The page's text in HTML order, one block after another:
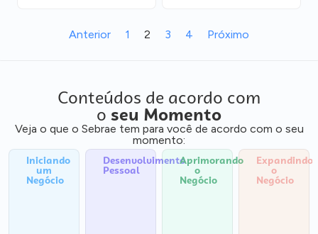
Anterior 1 2 3 4 Próximo
Conteúdos de acordo com
o seu Momento
Veja o que o Sebrae tem para você de acordo com o seu
momento:
Iniciando
um
Negócio
Desenvolvimento
Pessoal
Aprimorando
o
Negócio
Expandindo
o
Negócio